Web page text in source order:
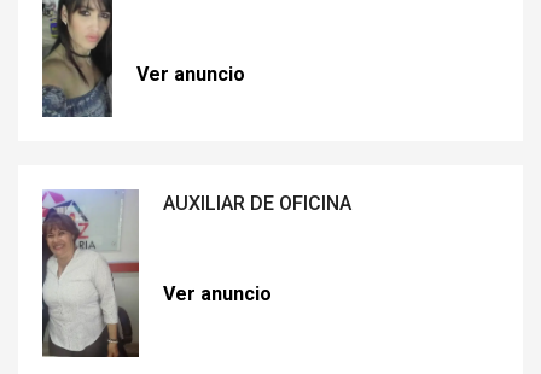
Ver anuncio
AUXILIAR DE OFICINA
Ver anuncio